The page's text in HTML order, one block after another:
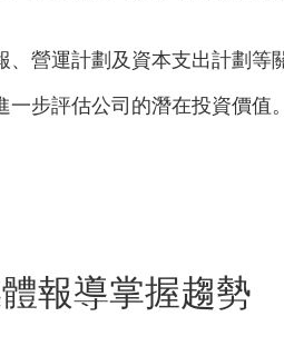
營運計劃及資本支出計劃等
步評估公司的潛在投資價值。
報導掌握趨勢